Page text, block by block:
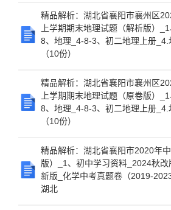
精品解析：湖北省襄阳市襄州区
上学期期末地理试题（解析版）
8、地理_4-8-3、初二地理上册
（10份）
精品解析：湖北省襄阳市襄州区
上学期期末地理试题（原卷版）
8、地理_4-8-3、初二地理上册
（10份）
精品解析：湖北省襄阳市2020年
版）_1、初中学习资料_2024秋
新版_化学中考真题卷（2019-
湖北